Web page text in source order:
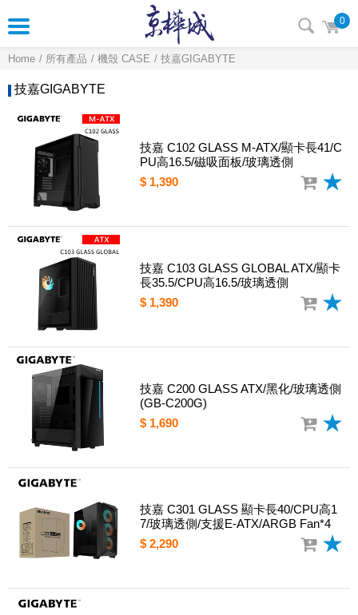
0
Home 所有產品 機殼 CASE 技嘉GIGABYTE
技嘉GIGABYTE
技嘉 C102 GLASS M-ATX/顯卡長41/C
PU高16.5/磁吸面板/玻璃透側
$ 1,390
技嘉 C103 GLASS GLOBAL ATX/顯卡
長35.5/CPU高16.5/玻璃透側
$ 1,390
技嘉 C200 GLASS ATX/黑化/玻璃透側
(GB-C200G)
$ 1,690
技嘉 C301 GLASS 顯卡長40/CPU高1
7/玻璃透側/支援E-ATX/ARGB Fan*4
$ 2,290